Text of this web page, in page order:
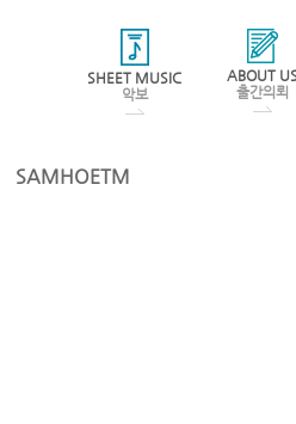
SHEET MUSIC
악보
ABOUT
출간의뢰
SAMHOETM